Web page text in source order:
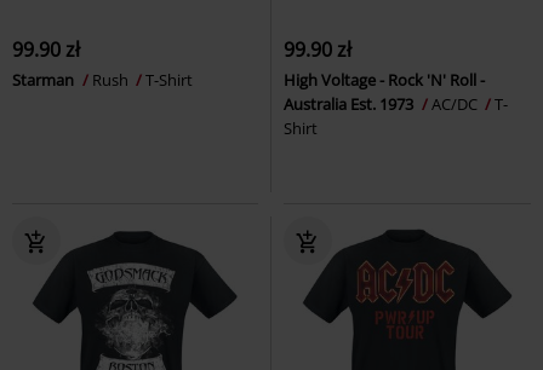
99.90 zł
Starman Rush T-Shirt
99.90 zł
High Voltage - Rock 'N' Roll -
Australia Est. 1973
AC/DC
T-
Shirt